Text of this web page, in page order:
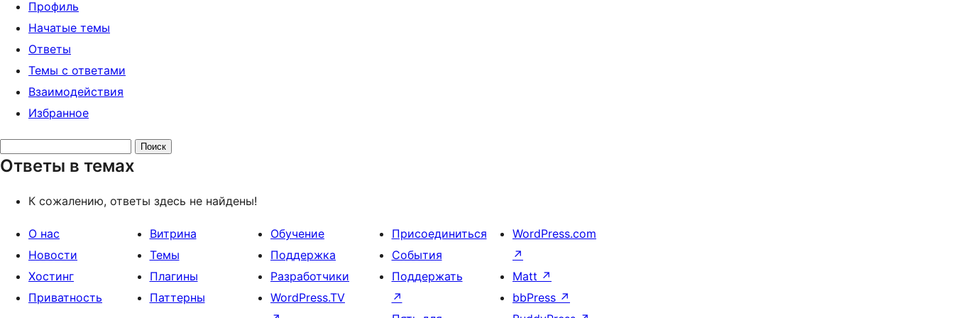
Профиль
Начатые темы
Ответы
Темы с ответами
Взаимодействия
Избранное
ответов:
Ответы в темах
К сожалению, ответы здесь не найдены!
О нас
Новости
Хостинг
Приватность
Витрина
Темы
Плагины
Паттерны
Обучение
Поддержка
Разработчики
WordPress.TV
Присоединиться
События
Поддержать
↗
WordPress.com
↗
Matt ↗
bbPress ↗